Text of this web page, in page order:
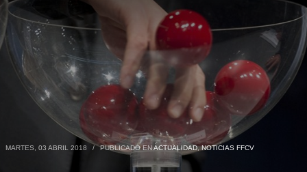
MARTES, 03 ABRIL 2018 / PUBLICADO ENACTUALIDAD,NOTICIAS FFCV